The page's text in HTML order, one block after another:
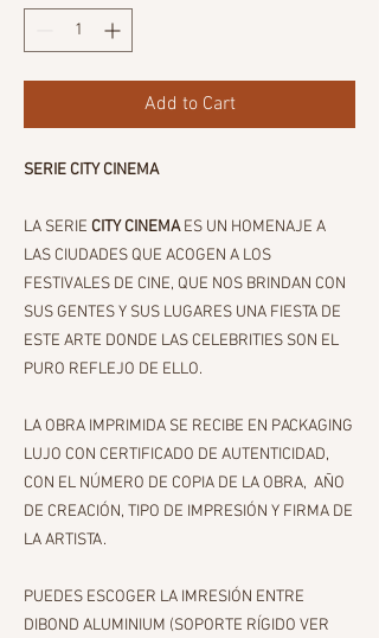
Add to Cart
SERIE CITY CINEMA
LA SERIE CITY CINEMAES UN HOMENAJE A
LAS CIUDADES QUE ACOGEN A LOS
FESTIVALES DE CINE, QUE NOS BRINDAN CON
SUS GENTES Y SUS LUGARES UNA FIESTA DE
ESTE ARTE DONDE LAS CELEBRITIES SON EL
PURO REFLEJO DE ELLO.
LA OBRA IMPRIMIDA SE RECIBE EN PACKAGING
LUJO CON CERTIFICADO DE AUTENTICIDAD,
CON EL NÚMERO DE COPIA DE LA OBRA, AÑO
DE CREACIÓN, TIPO DE IMPRESIÓN Y FIRMA DE
LA ARTISTA.
PUEDES ESCOGER LA IMRESIÓN ENTRE
DIBOND ALUMINIUM (SOPORTE RÍGIDO VER